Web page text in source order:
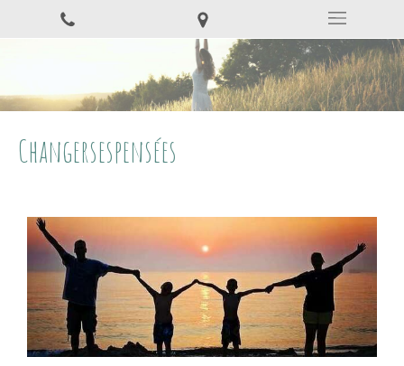
Changersespensées